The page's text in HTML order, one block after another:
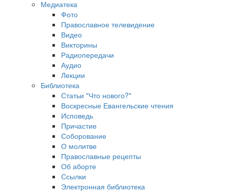
Медиатека
Фото
Православное телевидение
Видео
Викторины
Радиопередачи
Аудио
Лекции
Библиотека
Статьи "Что нового?"
Воскресные Евангельские чтения
Исповедь
Причастие
Соборование
О молитве
Православные рецепты
Об аборте
Ссылки
Электронная библиотека